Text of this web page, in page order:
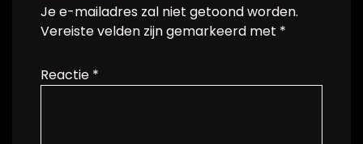
Je e-mailadres zal niet getoond worden.
Vereiste velden zijn gemarkeerd met *
Reactie *